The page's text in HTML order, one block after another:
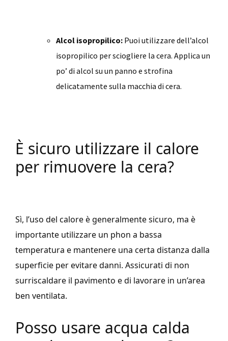
Alcol isopropilico: Puoi utilizzare dell’alcol
isopropilico per sciogliere la cera. Applica un
po’ di alcol su un panno e strofina
delicatamente sulla macchia di cera.
È sicuro utilizzare il calore
per rimuovere la cera?
Sì, l’uso del calore è generalmente sicuro, ma è
importante utilizzare un phon a bassa
temperatura e mantenere una certa distanza dalla
superficie per evitare danni. Assicurati di non
surriscaldare il pavimento e di lavorare in un’area
ben ventilata.
Posso usare acqua calda